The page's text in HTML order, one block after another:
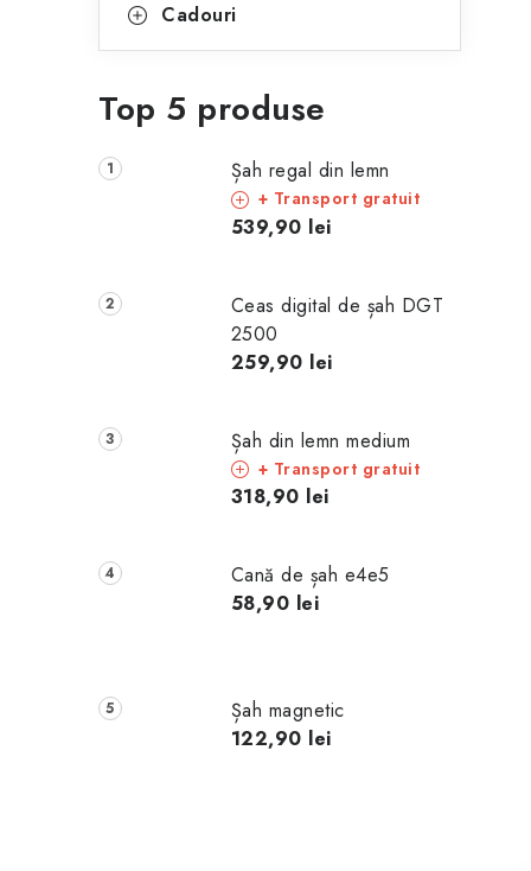
Cadouri
Top 5 produse
Șah regal din lemn
+ Transport gratuit
539,90 lei
Ceas digital de șah DGT
2500
259,90 lei
Șah din lemn medium
+ Transport gratuit
318,90 lei
Cană de șah e4e5
58,90 lei
Șah magnetic
122,90 lei